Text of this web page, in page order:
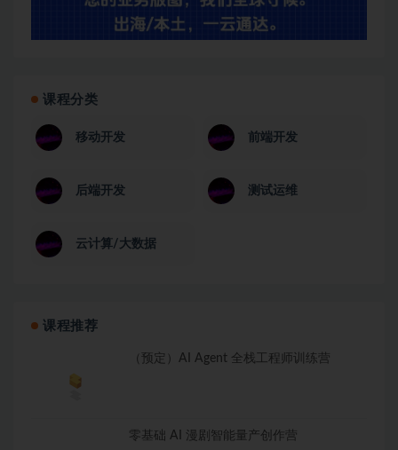
课程分类
移动开发 前端开发
后端开发 测试运维
云计算/大数据
课程推荐
（预定）AI Agent 全栈工程师训练营
零基础 AI 漫剧智能量产创作营